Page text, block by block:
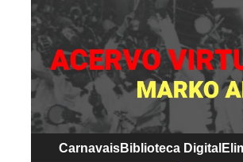
CarnavaisBiblioteca Digital